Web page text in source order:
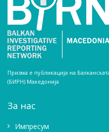
Призма е публикација на
(БИРН) Македонија
За нас
Импресум